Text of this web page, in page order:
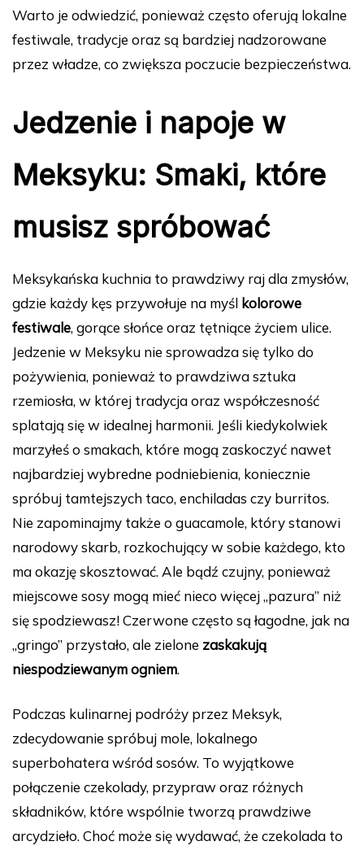
Warto je odwiedzić, ponieważ często oferują lokalne
festiwale, tradycje oraz są bardziej nadzorowane
przez władze, co zwiększa poczucie bezpieczeństwa.
Jedzenie i napoje w
Meksyku: Smaki, które
musisz spróbować
Meksykańska kuchnia to prawdziwy raj dla zmysłów,
gdzie każdy kęs przywołuje na myśl kolorowe
festiwale, gorące słońce oraz tętniące życiem ulice.
Jedzenie w Meksyku nie sprowadza się tylko do
pożywienia, ponieważ to prawdziwa sztuka
rzemiosła, w której tradycja oraz współczesność
splatają się w idealnej harmonii. Jeśli kiedykolwiek
marzyłeś o smakach, które mogą zaskoczyć nawet
najbardziej wybredne podniebienia, koniecznie
spróbuj tamtejszych taco, enchiladas czy burritos.
Nie zapominajmy także o guacamole, który stanowi
narodowy skarb, rozkochujący w sobie każdego, kto
ma okazję skosztować. Ale bądź czujny, ponieważ
miejscowe sosy mogą mieć nieco więcej „pazura” niż
się spodziewasz! Czerwone często są łagodne, jak na
„gringo” przystało, ale zielone zaskakują
niespodziewanym ogniem.
Podczas kulinarnej podróży przez Meksyk,
zdecydowanie spróbuj mole, lokalnego
superbohatera wśród sosów. To wyjątkowe
połączenie czekolady, przypraw oraz różnych
składników, które wspólnie tworzą prawdziwe
arcydzieło. Choć może się wydawać, że czekolada to